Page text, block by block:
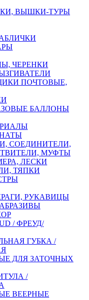
ВЫШКИ-ТУРЫ
ЧЕРЕНКИ
ПОЧТОВЫЕ,
БАЛЛОНЫ
СОЕДИНИТЕЛИ,
МУФТЫ
ЛЕСКИ
ТЯПКИ
РУКАВИЦЫ
/ ФРЕУД/
ГУБКА /
ДЛЯ ЗАТОЧНЫХ
/
ВЕЕРНЫЕ